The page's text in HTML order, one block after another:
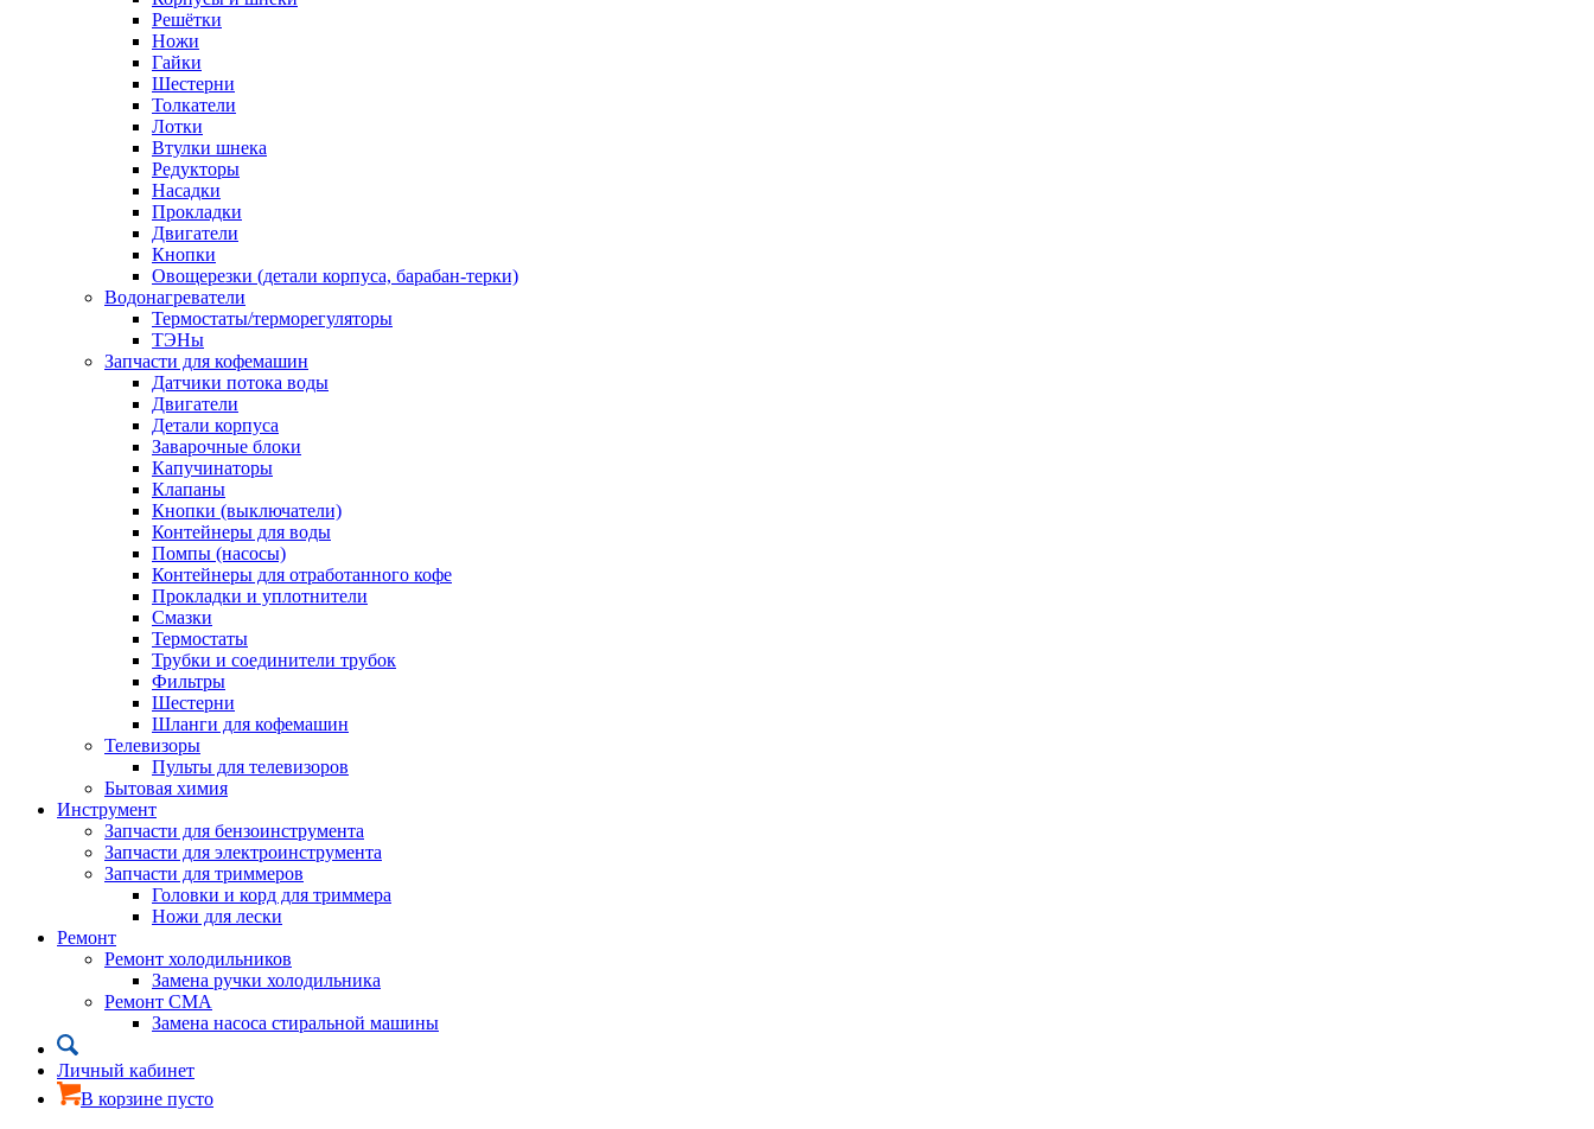
Решётки
Ножи
Гайки
Шестерни
Толкатели
Лотки
Втулки шнека
Редукторы
Насадки
Прокладки
Двигатели
Кнопки
Овощерезки (детали корпуса, барабан-терки)
Водонагреватели
Термостаты/терморегуляторы
ТЭНы
Запчасти для кофемашин
Датчики потока воды
Двигатели
Детали корпуса
Заварочные блоки
Капучинаторы
Клапаны
Кнопки (выключатели)
Контейнеры для воды
Помпы (насосы)
Контейнеры для отработанного кофе
Прокладки и уплотнители
Смазки
Термостаты
Трубки и соединители трубок
Фильтры
Шестерни
Шланги для кофемашин
Телевизоры
Пульты для телевизоров
Бытовая химия
Инструмент
Запчасти для бензоинструмента
Запчасти для электроинструмента
Запчасти для триммеров
Головки и корд для триммера
Ножи для лески
Ремонт
Ремонт холодильников
Замена ручки холодильника
Ремонт СМА
Замена насоса стиральной машины
Личный кабинет
В корзине пусто